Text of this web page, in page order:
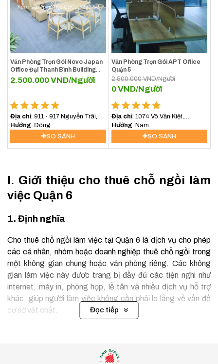
Văn Phòng Trọn Gói Novo Japan
Office Đại Thanh Bình Building
Quận 5
2.500.000VND/Người
Địa chỉ: 911 - 917 Nguyễn Trãi,
Phường 14, Quận 5, TP. Hồ Chí
Hướng : Đông
SO SÁNH
Văn Phòng Trọn Gói APT Office
Quận 5
2.500.000VND/Người
0VND/Người
Địa chỉ: 1074 Võ Văn Kiệt,
Phường 6, Quận 5, TP. Hồ Chí
Hướng : Nam
SO SÁNH
I. Giới thiệu cho thuê chỗ ngồi làm
việc Quận 6
1. Định nghĩa
Cho thuê chỗ ngồi làm việc tại Quận 6 là dịch vụ cho phép
các cá nhân, nhóm hoặc doanh nghiệp thuê chỗ ngồi trong
một không gian chung hoặc văn phòng riêng. Các không
gian làm việc này được trang bị đầy đủ các tiện nghi như
internet, máy in, phòng họp, lễ tân và nhiều dịch vụ hỗ trợ
khác, giúp người làm việc không cần phải lo lắng về vấn đề
cơ sở vật chất.
Có một số loại hình cho thuê chỗ ngồi làm việc tại Quận 6 mà
Đọc tiếp